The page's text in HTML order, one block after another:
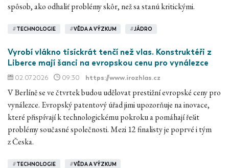
spôsob, ako odhaliť problémy skôr, než sa stanú kritickými.
#TECHNOLOGIE #VĚDA A VÝZKUM #JÁDRO
Vyrobí vlákno tisíckrát tenčí než vlas. Konstruktéři z
Liberce mají šanci na evropskou cenu pro vynálezce
02.07.2026 09:30 https://www.irozhlas.cz
V Berlíně se ve čtvrtek budou udělovat prestižní evropské ceny pro
vynálezce. Evropský patentový úřad jimi upozorňuje na inovace,
které přispívají k technologickému pokroku a pomáhají řešit
problémy současné společnosti. Mezi 12 finalisty je poprvé i tým
z Česka.
#TECHNOLOGIE #VĚDA A VÝZKUM